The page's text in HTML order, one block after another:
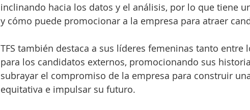
inclinando hacia los datos y el análisis, por lo que tiene
y cómo puede promocionar a la empresa para atraer
TFS también destaca a sus líderes femeninas tanto
para los candidatos externos, promocionando sus
subrayar el compromiso de la empresa para construir
equitativa e impulsar su futuro.